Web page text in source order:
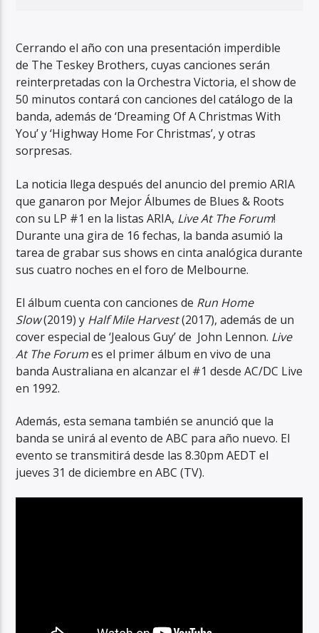
Cerrando el año con una presentación imperdible
de The Teskey Brothers, cuyas canciones serán
reinterpretadas con la Orchestra Victoria, el show de
50 minutos contará con canciones del catálogo de la
banda, además de ‘Dreaming Of A Christmas With
You’ y ‘Highway Home For Christmas’, y otras
sorpresas.
La noticia llega después del anuncio del premio ARIA
que ganaron por Mejor Álbumes de Blues & Roots
con su LP #1 en la listas ARIA, Live At The Forum!
Durante una gira de 16 fechas, la banda asumió la
tarea de grabar sus shows en cinta analógica durante
sus cuatro noches en el foro de Melbourne.
El álbum cuenta con canciones de Run Home
Slow(2019) y Half Mile Harvest(2017), además de un
cover especial de ‘Jealous Guy’ de John Lennon. Live
At The Forumes el primer álbum en vivo de una
banda Australiana en alcanzar el #1 desde AC/DC Live
en 1992.
Además, esta semana también se anunció que la
banda se unirá al evento de ABC para año nuevo. El
evento se transmitirá desde las 8.30pm AEDT el
jueves 31 de diciembre en ABC (TV).